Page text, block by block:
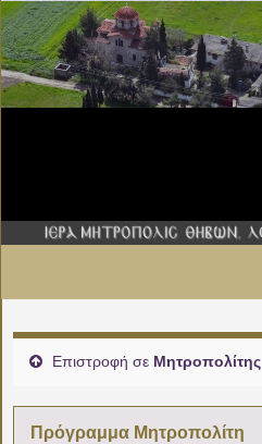
Επιστροφή σε Μητροπολίτης
Πρόγραμμα Μητροπολίτη